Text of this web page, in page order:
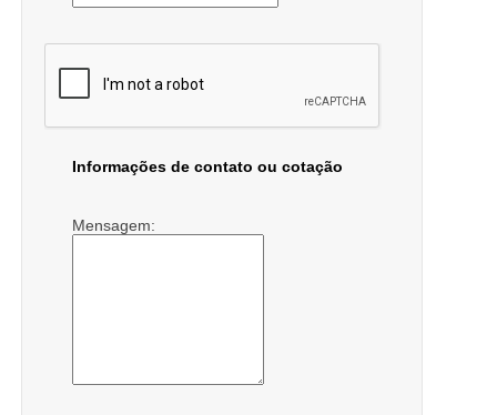
Informações de contato ou cotação
Mensagem: